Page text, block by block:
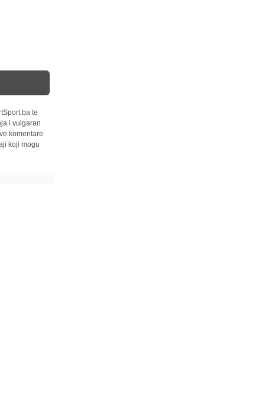
te
i vulgaran
komentare
koji mogu